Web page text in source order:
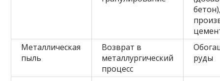
Металлическая
пыль
Возврат в
металлургический
процесс
руды